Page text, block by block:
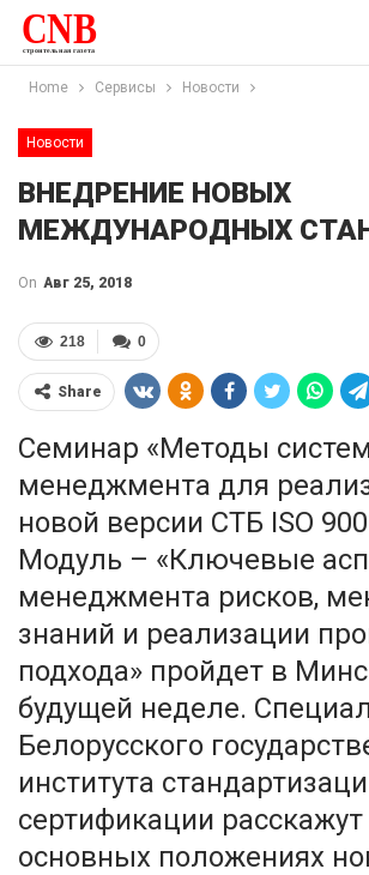
Home Сервисы Новости
Новости
ВНЕДРЕНИЕ НОВЫХ
МЕЖДУНАРОДНЫХ
On Авг 25, 2018
0
218
Share
Семинар «Методы
менеджмента для
новой версии СТБ ISO
Модуль – «Ключевые
менеджмента рисков,
знаний и реализации
подхода» пройдет в
будущей неделе.
Белорусского
института
сертификации расскажут
основных положениях